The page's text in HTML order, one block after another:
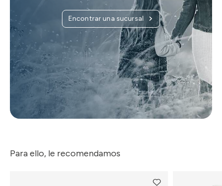
Encontrar una sucursal
Para ello, le recomendamos